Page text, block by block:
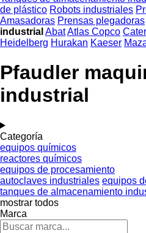
de plástico Robots industriales
Amasadoras Prensas plegadoras
industrial AbatAtlas Copco
Heidelberg Hurakan Kaeser
Pfaudler
industrial
Categoría
equipos químicos
reactores químicos
equipos de procesamiento
autoclaves industriales equipos
tanques de almacenamiento
mostrar todos
Marca